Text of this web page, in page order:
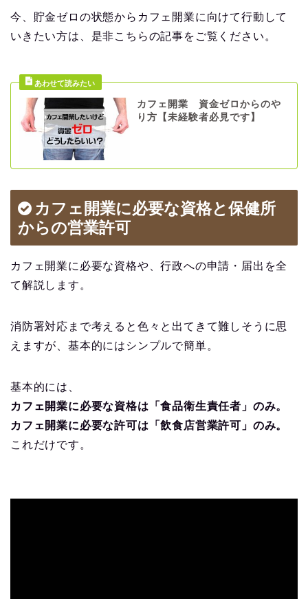
今、貯金ゼロの状態からカフェ開業に向けて行動して
いきたい方は、是非こちらの記事をご覧ください。
カフェ開業 資金ゼロからのや
り方【未経験者必見です】
カフェ開業に必要な資格と保健所
からの営業許可
カフェ開業に必要な資格や、行政への申請・届出を全
て解説します。
消防署対応まで考えると色々と出てきて難しそうに思
えますが、基本的にはシンプルで簡単。
基本的には、
カフェ開業に必要な資格は「食品衛生責任者」のみ。
カフェ開業に必要な許可は「飲食店営業許可」のみ。
これだけです。